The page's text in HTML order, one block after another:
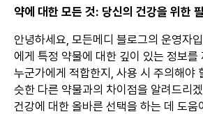
약에 대한 모든 것: 당신의 건강을 위한
안녕하세요, 모든메디 블로그의 운영자
에게 특정 약물에 대한 깊이 있는 정보를
누군가에게 적합한지, 사용 시 주의해야
슷한 다른 약물과의 차이점을 알려드리
건강에 대한 올바른 선택을 하는 데 도움